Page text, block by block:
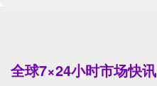
全球7×24小时市场快讯